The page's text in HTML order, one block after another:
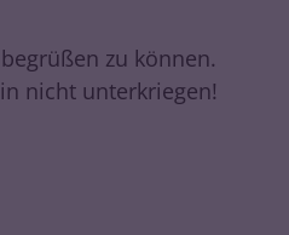
zu können.
nicht unterkriegen!